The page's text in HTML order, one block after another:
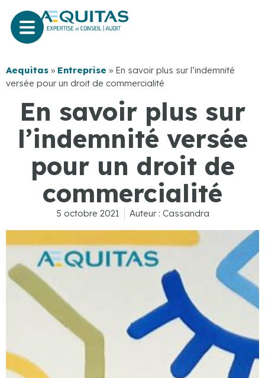
Aequitas » Entreprise » En savoir plus sur l’indemnité
versée pour un droit de commercialité
En savoir plus sur
l’indemnité versée
pour un droit de
commercialité
5 octobre 2021 Auteur : Cassandra